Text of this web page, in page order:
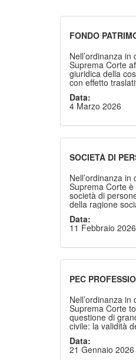
FONDO
DELLA NATURA
Nell’ordinanza
Suprema Corte
giuridica della
con effetto
riconducibilità
c.c. in assenza di
Suprema Corte
può essere
sopravvenienza
Data:
4 Marzo 2026
SOCIETÀ DI
DEL SOCIO
SOCIETÀ
Nell’ordinanza
Suprema Corte
società di
della ragione
accomandatario
soggettiva della
processuale;
giuridica rispetto
l’erronea
dell’atto
Data:
11 Febbraio 2026
PEC
DELL’ATTIVITÀ
DOMICILIO
Nell’ordinanza
Suprema Corte
questione di
civile: la validità
professionale di
imprenditore
delle imprese,
Data:
21 Gennaio 2026